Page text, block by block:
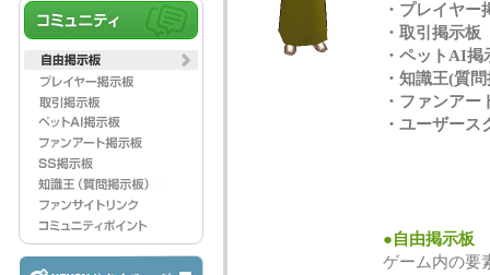
・プレイヤー
・取引掲示板
・ペットAI掲
・知識王(質
・ファンアー
・ユーザース
●自由掲示板
ゲーム内の要